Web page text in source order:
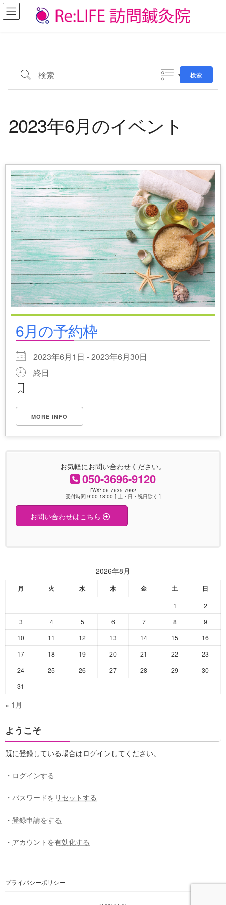
コ
ン
ナ
ビ
検索 検索
2023年6月のイベント
6月の予約枠
2023年6月1日 - 2023年6月30日
終日
MORE INFO
お気軽にお問い合わせください。
050-3696-9120
FAX: 06-7635-7992
受付時間 9:00-18:00 [ 土・日・祝日除く ]
お問い合わせはこちら
2026年8月
月 火 水 木 金 土 日
1
2
3
4 5 6 7 8
9
10
11 12 13 14 15
16
17
18 19 20 21 22
23
24
25 26 27 28 29
30
31
« 1月
ようこそ
既に登録している場合はログインしてください。
・ ログインする
・ パスワードをリセットする
・ 登録申請をする
・ アカウントを有効化する
プライバシーポリシー